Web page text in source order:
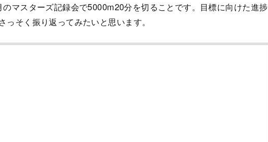
マスターズ記録会で5000m20分を切ることです。目標に向けた進捗
そく振り返ってみたいと思います。